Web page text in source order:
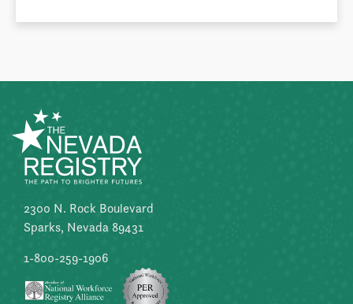
2300 N. Rock Boulevard
Sparks, Nevada 89431
1-800-259-1906